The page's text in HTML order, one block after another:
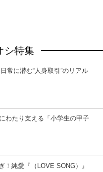
シ特集
常に潜む“人身取引”のリアル
わたり支える「小学生の甲子
！純愛『（LOVE SONG）』